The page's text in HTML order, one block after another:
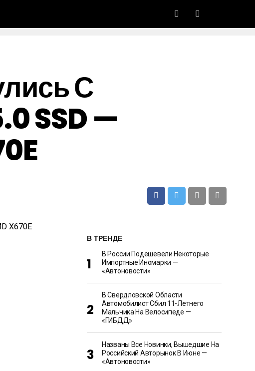
С
SSD —
В ТРЕНДЕ
В России Подешевели Некоторые
Импортные Иномарки —
«Автоновости»
В Свердловской Области
Автомобилист Сбил 11-Летнего
Мальчика На Велосипеде —
«ГИБДД»
Названы Все Новинки, Вышедшие На
Российский Авторынок В Июне —
«Автоновости»